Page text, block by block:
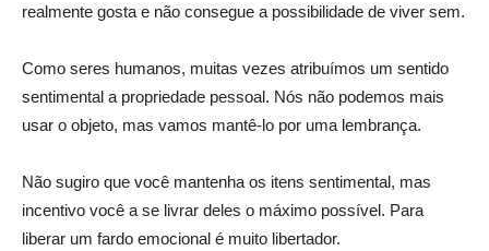
realmente gosta e não consegue a possibilidade de viver sem.
Como seres humanos, muitas vezes atribuímos um sentido
sentimental a propriedade pessoal. Nós não podemos mais
usar o objeto, mas vamos mantê-lo por uma lembrança.
Não sugiro que você mantenha os itens sentimental, mas
incentivo você a se livrar deles o máximo possível. Para
liberar um fardo emocional é muito libertador.